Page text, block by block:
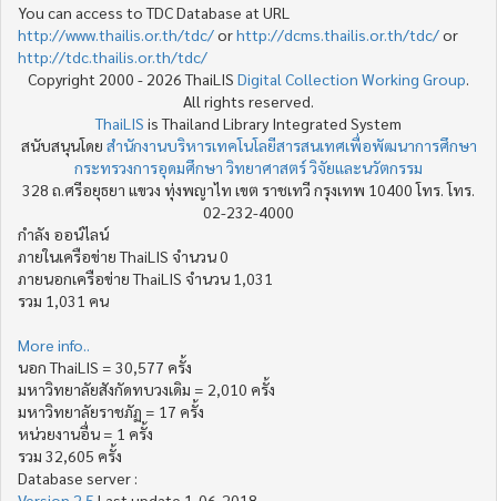
You can access to TDC Database at URL
http://www.thailis.or.th/tdc/orhttp://dcms.thailis.or.th/tdc/or
http://tdc.thailis.or.th/tdc/
Copyright 2000 - 2026 ThaiLIS Digital Collection Working Group
All rights reserved.
ThaiLIS is Thailand Library Integrated System
สนับสนุนโดย สำนักงานบริหารเทคโนโลยีสารสนเทศเพื่อพัฒนาการศึกษา
กระทรวงการอุดมศึกษา วิทยาศาสตร์ วิจัยและนวัตกรรม
328 ถ.ศรีอยุธยา แขวง ทุ่งพญาไท เขต ราชเทวี กรุงเทพ 10400 โทร. โทร.
02-232-4000
กำลัง ออน์ไลน์
ภายในเครือข่าย ThaiLIS จำนวน 0
ภายนอกเครือข่าย ThaiLIS จำนวน 1,031
รวม 1,031 คน
More info..
นอก ThaiLIS = 30,577 ครั้ง
มหาวิทยาลัยสังกัดทบวงเดิม = 2,010 ครั้ง
มหาวิทยาลัยราชภัฏ = 17 ครั้ง
หน่วยงานอื่น = 1 ครั้ง
รวม 32,605 ครั้ง
Database server :